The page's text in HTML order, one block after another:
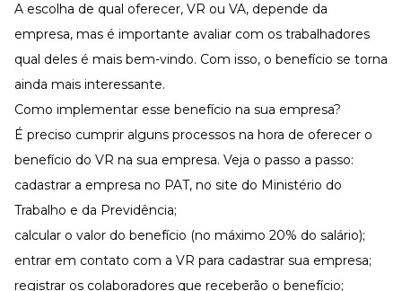
A escolha de qual oferecer, VR ou VA, depende da
empresa, mas é importante avaliar com os trabalhadores
qual deles é mais bem-vindo. Com isso, o benefício se torna
ainda mais interessante.
Como implementar esse benefício na sua empresa?
É preciso cumprir alguns processos na hora de oferecer o
benefício do VR na sua empresa. Veja o passo a passo:
cadastrar a empresa no PAT, no site do Ministério do
Trabalho e da Previdência;
calcular o valor do benefício (no máximo 20% do salário);
entrar em contato com a VR para cadastrar sua empresa;
registrar os colaboradores que receberão o benefício;